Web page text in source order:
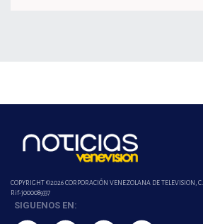
COPYRIGHT ©2026 CORPORACIÓN VENEZOLANA DE
Rif-j000089337
SIGUENOS EN: